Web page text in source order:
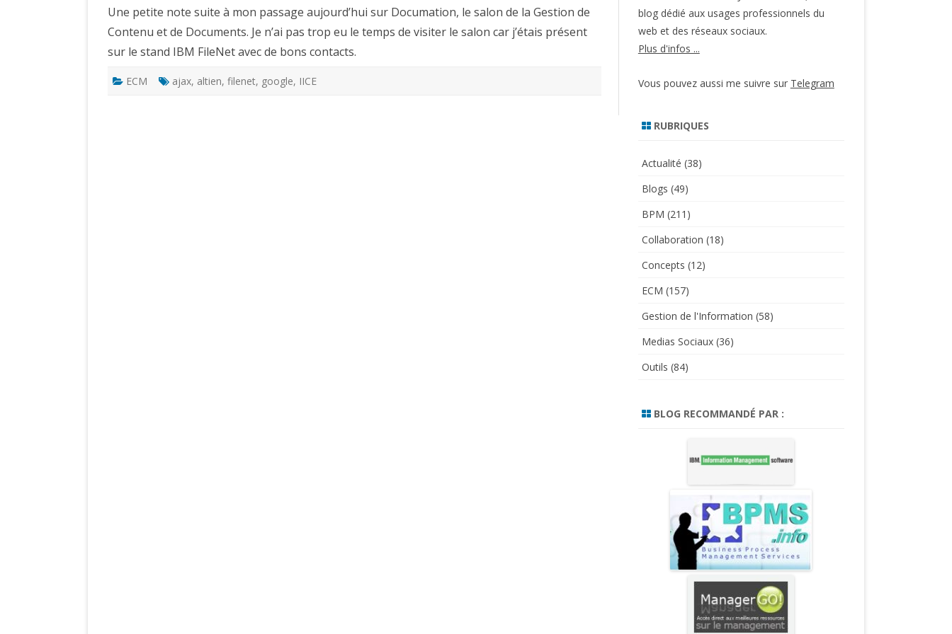
Paris
Une petite note suite à mon passage aujourd’hui sur Documation, le salon de la Gestion de
Contenu et de Documents. Je n’ai pas trop eu le temps de visiter le salon car j’étais présent
sur le stand IBM FileNet avec de bons contacts.
ECM ajax, altien, filenet, google, IICE
blog dédié aux usages professionnels du
web et des réseaux sociaux.
Plus d'infos ...
Vous pouvez aussi me suivre sur Telegram
RUBRIQUES
Actualité (38)
Blogs (49)
BPM (211)
Collaboration (18)
Concepts (12)
ECM (157)
Gestion de l'Information (58)
Medias Sociaux(36)
Outils (84)
BLOG RECOMMANDÉ PAR :